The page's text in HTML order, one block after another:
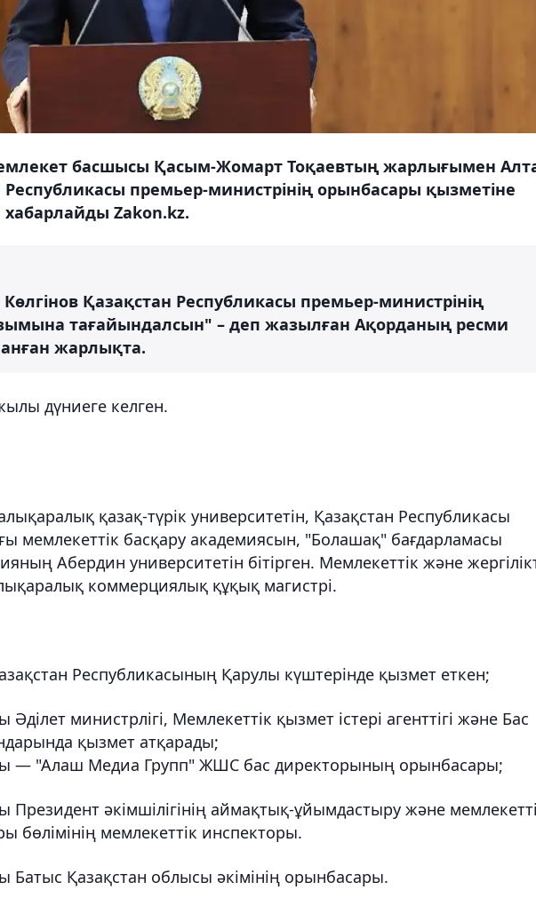
басшысы Қасым-Жомарт Тоқаевтың жарлығымен
Республикасы премьер-министрінің орынбасары қызметіне
Zakon.kz.
Қазақстан Республикасы премьер-министрінің
тағайындалсын" – деп жазылған Ақорданың ресми
жарлықта.
дүниеге келген.
қазақ-түрік университетін, Қазақстан Республикасы
мемлекеттік басқару академиясын, "Болашақ" бағдарламасы
Абердин университетін бітірген. Мемлекеттік және
коммерциялық құқық магистрі.
Республикасының Қарулы күштерінде қызмет еткен;
министрлігі, Мемлекеттік қызмет істері агенттігі және Бас
қызмет атқарады;
— "Алаш Медиа Групп" ЖШС бас директорының орынбасары;
Президент әкімшілігінің аймақтық-ұйымдастыру және
бөлімінің мемлекеттік инспекторы.
Батыс Қазақстан облысы әкімінің орынбасары.